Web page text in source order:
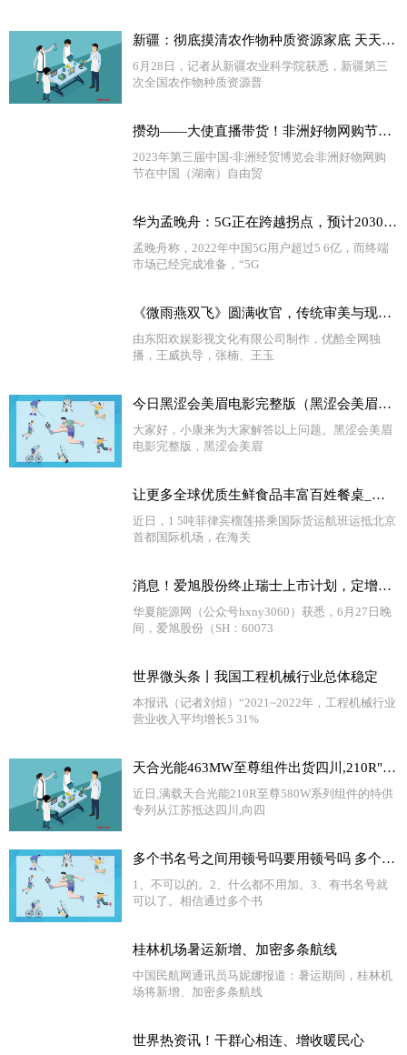
新疆：彻底摸清农作物种质资源家底 天天热门
6月28日，记者从新疆农业科学院获悉，新疆第三
次全国农作物种质资源普
攒劲——大使直播带货！非洲好物网购节在长沙开幕_天天播报
2023年第三届中国-非洲经贸博览会非洲好物网购
节在中国（湖南）自由贸
华为孟晚舟：5G正在跨越拐点，预计2030年全球移动产业对GDP贡献6万亿美元-当前播报
孟晚舟称，2022年中国5G用户超过5 6亿，而终端
市场已经完成准备，“5G
《微雨燕双飞》圆满收官，传统审美与现代观念的融合碰撞 天天新要闻
由东阳欢娱影视文化有限公司制作，优酷全网独
播，王威执导，张楠、王玉
今日黑涩会美眉电影完整版（黑涩会美眉电视剧）_今亮点
大家好，小康来为大家解答以上问题。黑涩会美眉
电影完整版，黑涩会美眉
让更多全球优质生鲜食品丰富百姓餐桌_观速讯
近日，1 5吨菲律宾榴莲搭乘国际货运航班运抵北京
首都国际机场，在海关
消息！爱旭股份终止瑞士上市计划，定增60亿“加码”ABC电池
华夏能源网（公众号hxny3060）获悉，6月27日晚
间，爱旭股份（SH：60073
世界微头条丨我国工程机械行业总体稳定
本报讯（记者刘烜）“2021~2022年，工程机械行业
营业收入平均增长5 31%
天合光能463MW至尊组件出货四川,210R"黄金尺寸"助力水光互补电站更高收益
近日,满载天合光能210R至尊580W系列组件的特供
专列从江苏抵达四川,向四
多个书名号之间用顿号吗要用顿号吗 多个书名号之间用顿号|世界速递
1、不可以的。2、什么都不用加。3、有书名号就
可以了。相信通过多个书
桂林机场暑运新增、加密多条航线
中国民航网通讯员马妮娜报道：暑运期间，桂林机
场将新增、加密多条航线
世界热资讯！干群心相连、增收暖民心